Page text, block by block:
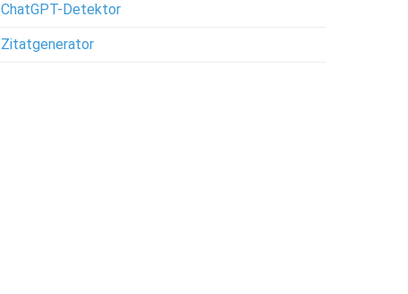
ChatGPT-Detektor
Zitatgenerator